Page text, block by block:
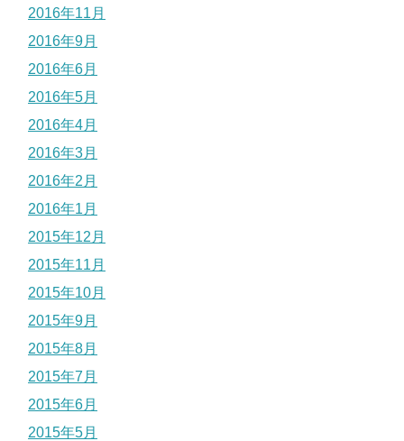
2016年11月
2016年9月
2016年6月
2016年5月
2016年4月
2016年3月
2016年2月
2016年1月
2015年12月
2015年11月
2015年10月
2015年9月
2015年8月
2015年7月
2015年6月
2015年5月